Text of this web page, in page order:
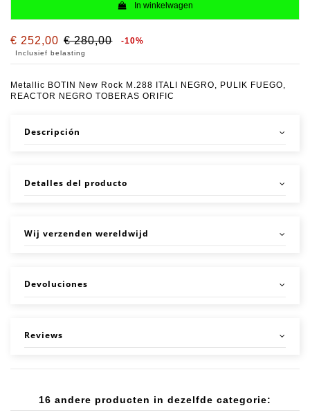
In winkelwagen
€ 252,00 € 280,00 -10%
Inclusief belasting
Metallic BOTIN New Rock M.288 ITALI NEGRO, PULIK FUEGO,
REACTOR NEGRO TOBERAS ORIFIC
Descripción
Detalles del producto
Wij verzenden wereldwijd
Devoluciones
Reviews
16 andere producten in dezelfde categorie: